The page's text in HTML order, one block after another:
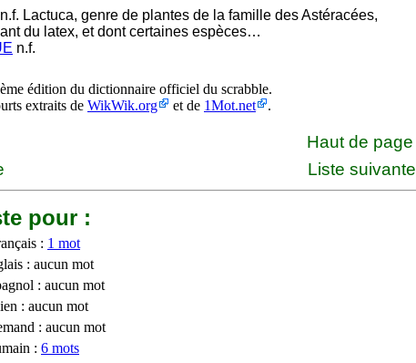
n.f. Lactuca, genre de plantes de la famille des Astéracées,
du latex, et dont certaines espèces…
n.f.
édition du dictionnaire officiel du scrabble.
extraits de WikWik.org et de 1Mot.net .
Haut de page
Liste suivante
pour :
: 1 mot
: aucun mot
: aucun mot
: aucun mot
: aucun mot
: 6 mots